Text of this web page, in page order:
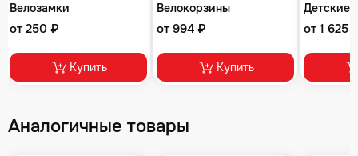
Велозамки
от 250 ₽
Купить
Велокорзины
от 994 ₽
Купить
Детские
от 1 625
Аналогичные товары